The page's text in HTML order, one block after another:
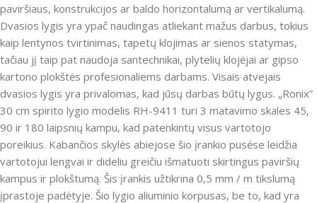
paviršiaus, konstrukcijos ar baldo horizontalumą ar vertikalumą.
Dvasios lygis yra ypač naudingas atliekant mažus darbus, tokius
kaip lentynos tvirtinimas, tapetų klojimas ar sienos statymas,
tačiau jį taip pat naudoja santechnikai, plytelių klojėjai ar gipso
kartono plokštės profesionaliems darbams. Visais atvejais
dvasios lygis yra privalomas, kad jūsų darbas būtų lygus. „Ronix”
30 cm spirito lygio modelis RH-9411 turi 3 matavimo skales 45,
90 ir 180 laipsnių kampu, kad patenkintų visus vartotojo
poreikius. Kabančios skylės abiejose šio įrankio pusėse leidžia
vartotojui lengvai ir dideliu greičiu išmatuoti skirtingus paviršių
kampus ir plokštumą. Šis įrankis užtikrina 0,5 mm / m tikslumą
įprastoje padėtyje. Šio lygio aliuminio korpusas, be to, kad yra